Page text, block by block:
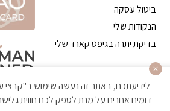
ביטול עסקה
הנקודות שלי
בדיקת יתרה בגיפט קארד שלי
דומים אחרים על מנת לספק לכם חווית